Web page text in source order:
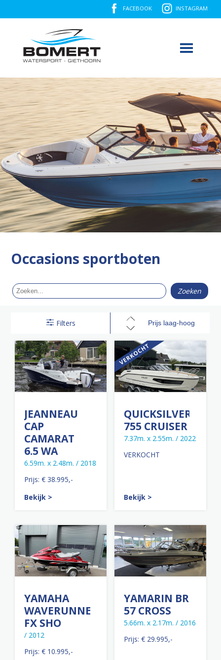
FACEBOOK INSTAGRAM
Occasions sportboten
Filters
JEANNEAU
CAP
CAMARAT
6.5 WA
6.59m. x 2.48m. / 2018
Prijs: € 38.995,-
Bekijk >
QUICKSILVER
755 CRUISER
7.37m. x 2.55m. / 2022
VERKOCHT
Bekijk >
YAMAHA
WAVERUNNER
FX SHO
/ 2012
Prijs: € 10.995,-
YAMARIN BR
57 CROSS
5.66m. x 2.17m. / 2016
Prijs: € 29.995,-